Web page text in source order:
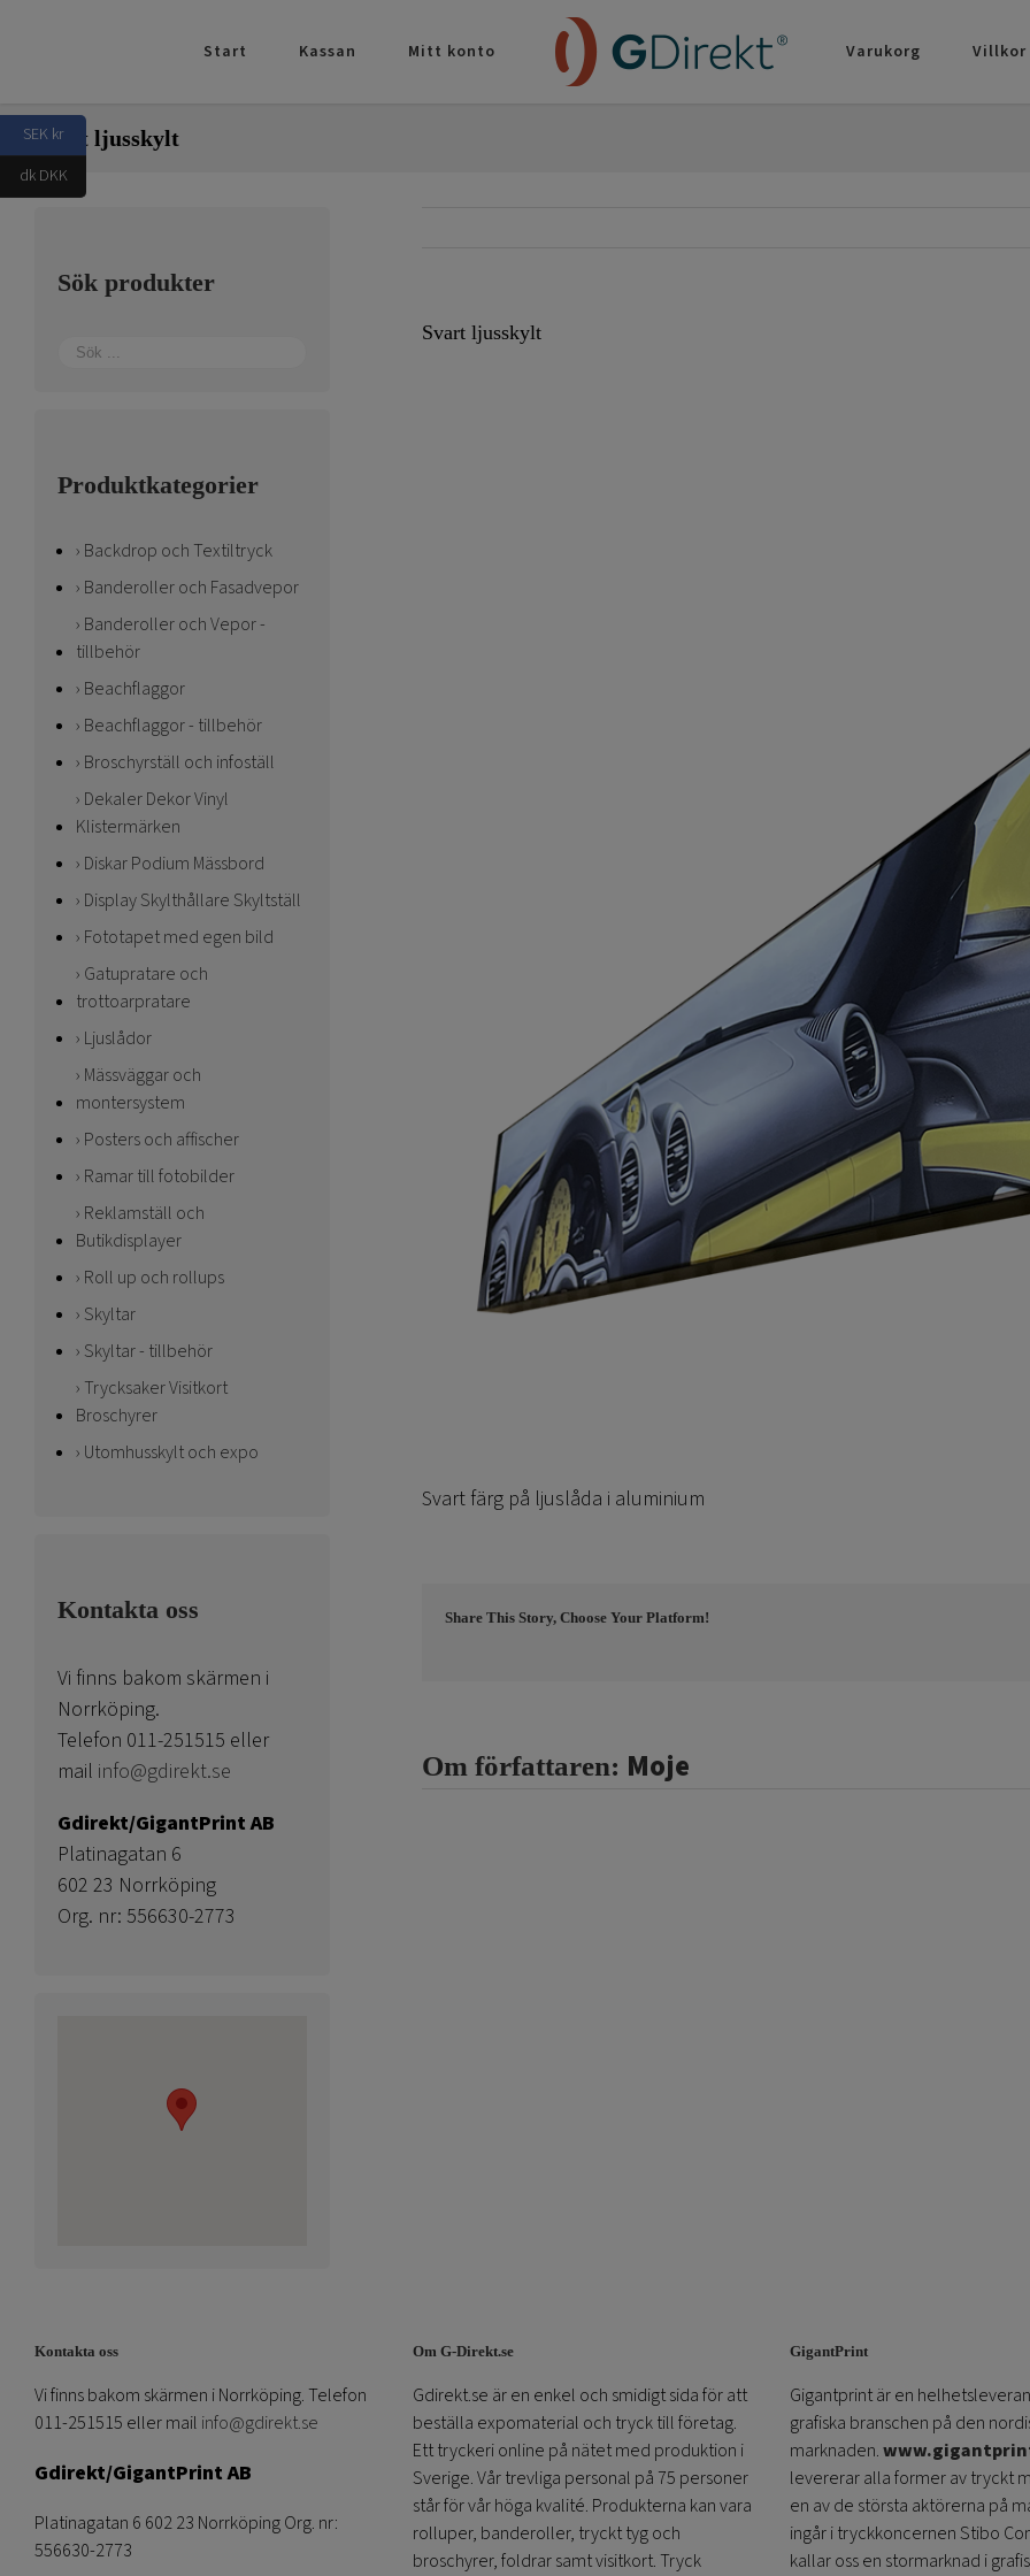
Start Kassan Mitt konto Varukorg Villkor
Svart ljusskylt
Svart ljusskylt
Svart färg på ljuslåda i aluminium
Share This Story, Choose Your Platform!
Om författaren: Moje
Sök produkter
Produktkategorier
Backdrop och Textiltryck
Banderoller och Fasadvepor
Banderoller och Vepor -
tillbehör
Beachflaggor
Beachflaggor - tillbehör
Broschyrställ och infoställ
Dekaler Dekor Vinyl
Klistermärken
Diskar Podium Mässbord
Display Skylthållare Skyltställ
Fototapet med egen bild
Gatupratare och
trottoarpratare
Ljuslådor
Mässväggar och
montersystem
Posters och affischer
Ramar till fotobilder
Reklamställ och
Butikdisplayer
Roll up och rollups
Skyltar
Skyltar - tillbehör
Trycksaker Visitkort
Broschyrer
Utomhusskylt och expo
Kontakta oss
Vi finns bakom skärmen i
Norrköping.
Telefon 011-251515 eller
mail info@gdirekt.se
Gdirekt/GigantPrint AB
Platinagatan 6
602 23 Norrköping
Org. nr: 556630-2773
Kontakta oss
Vi finns bakom skärmen i Norrköping. Telefon
011-251515 eller mail info@gdirekt.se
Gdirekt/GigantPrint AB
Platinagatan 6 602 23 Norrköping Org. nr:
556630-2773
Om G-Direkt.se
Gdirekt.se är en enkel och smidigt sida för att
beställa expomaterial och tryck till företag.
Ett tryckeri online på nätet med produktion i
Sverige. Vår trevliga personal på 75 personer
står för vår höga kvalité. Produkterna kan vara
rolluper, banderoller, tryckt tyg och
broschyrer, foldrar samt visitkort. Tryck
GigantPrint
Gigantprint är en
grafiska branschen på den
marknaden.
levererar alla former av tryckt
en av de största aktörerna på
ingår i tryckkoncernen Stibo
kallar oss en stormarknad i
SEK kr
dk DKK